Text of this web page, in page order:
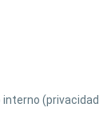
interno (privacidad